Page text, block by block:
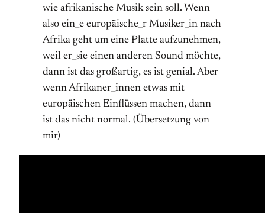
wie afrikanische Musik sein soll. Wenn
also ein_e europäische_r Musiker_in nach
Afrika geht um eine Platte aufzunehmen,
weil er_sie einen anderen Sound möchte,
dann ist das großartig, es ist genial. Aber
wenn Afrikaner_innen etwas mit
europäischen Einflüssen machen, dann
ist das nicht normal. (Übersetzung von
mir)